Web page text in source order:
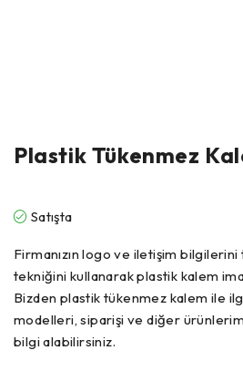
Plastik Tükenmez
Satışta
Firmanızın logo ve iletişim
tekniğini kullanarak plastik kalem
Bizden plastik tükenmez kalem ile
modelleri, siparişi ve diğer
bilgi alabilirsiniz.